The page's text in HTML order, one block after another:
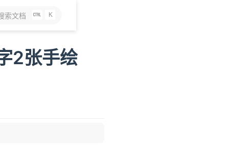
索文档 K
2张手绘